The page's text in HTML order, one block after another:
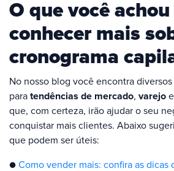
O que você achou
conhecer mais
cronograma
No nosso blog você encontra
para tendências de mercado, varejo e
que, com certeza, irão ajudar o seu
conquistar mais clientes. Abaixo
que podem ser úteis:
● Como vender mais: confira as dicas